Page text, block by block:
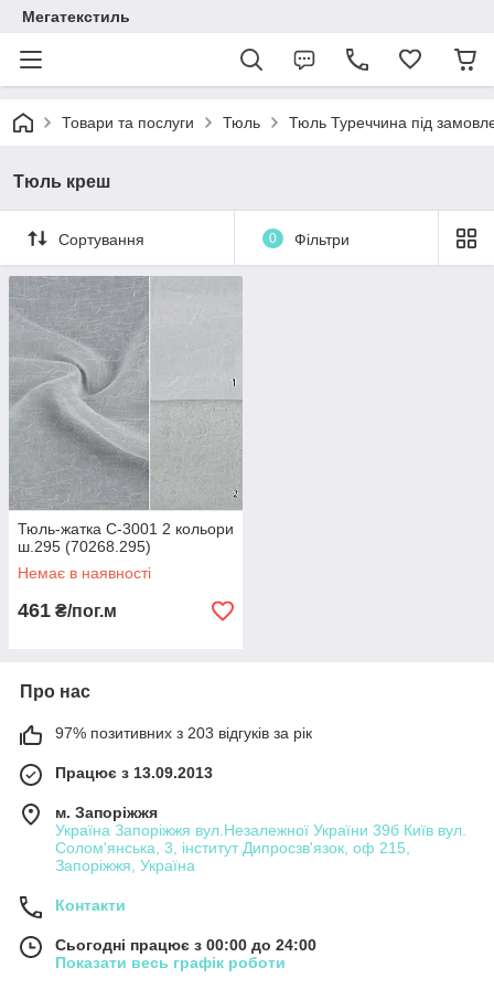
Мегатекстиль
Товари та послуги Тюль Тюль Туреччина під
Тюль креш
Сортування 0 Фільтри
Тюль-жатка C-3001 2 кольори
ш.295 (70268.295)
Немає в наявності
461 ₴/пог.м
Про нас
97% позитивних з 203 відгуків за рік
Працює з 13.09.2013
м. Запоріжжя
Україна Запоріжжя вул.Незалежної України 39б Київ вул.
Солом'янська, 3, інститут Дипросзв'язок, оф 215,
Запоріжжя, Україна
Контакти
Сьогодні працює з 00:00 до 24:00
Показати весь графік роботи